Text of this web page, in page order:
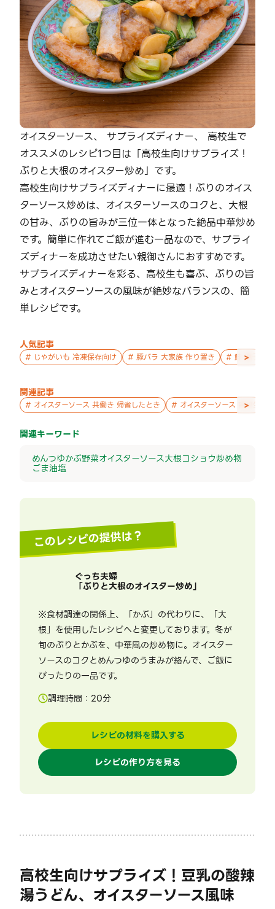
オイスターソース、 サプライズディナー、 高校生で
オススメのレシピ1つ目は「高校生向けサプライズ！
ぶりと大根のオイスター炒め」です。
高校生向けサプライズディナーに最適！ぶりのオイス
ターソース炒めは、オイスターソースのコクと、大根
の甘み、ぶりの旨みが三位一体となった絶品中華炒め
です。簡単に作れてご飯が進む一品なので、サプライ
ズディナーを成功させたい親御さんにおすすめです。
サプライズディナーを彩る、高校生も喜ぶ、ぶりの旨
みとオイスターソースの風味が絶妙なバランスの、簡
単レシピです。
人気記事
# じゃがいも 冷凍保存向け # 豚バラ 大家族 作り置き # 鮭 親子 作
>
関連記事
# オイスターソース 共働き 帰省したとき # オイスターソース 高校生 暑
>
関連キーワード
めんつゆかぶ野菜オイスターソース大根コショウ炒め物
ごま油塩
このレシピの提供は？
ぐっち夫婦
「ぶりと大根のオイスター炒め」
※食材調達の関係上、「かぶ」の代わりに、「大
根」を使用したレシピへと変更しております。冬が
旬のぶりとかぶを、中華風の炒め物に。オイスター
ソースのコクとめんつゆのうまみが絡んで、ご飯に
ぴったりの一品です。
調理時間： 20分
レシピの材料を購入する
レシピの作り方を見る
高校生向けサプライズ！豆乳の酸辣
湯うどん、オイスターソース風味